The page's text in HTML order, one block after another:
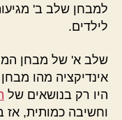
למבחן שלב ב'
לילדים.
שלב א' של מבחן
אינדיקציה מהו
היו רק בנושאים של
וחשיבה כמותית, אז